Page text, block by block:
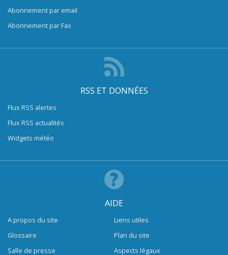
Abonnement par email
Abonnement par Fax
RSS ET DONNÉES
Flux RSS alertes
Flux RSS actualités
Widgets météo
AIDE
A propos du site
Glossaire
Salle de presse
Liens utiles
Plan du site
Aspects légaux